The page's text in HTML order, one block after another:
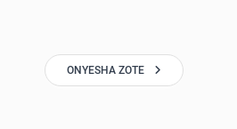
ONYESHA ZOTE